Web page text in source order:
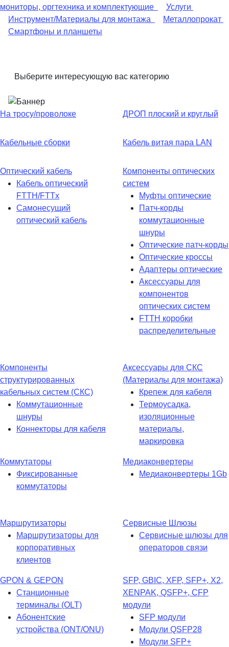
мониторы, оргтехника и комплектующие
Услуги
Инструмент/Материалы для монтажа
Металлопрокат
Смартфоны и планшеты
Выберите интересующую вас категорию
На тросу/проволоке ДРОП плоский и круглый
Кабельные сборки Кабель витая пара LAN
Оптический кабель
Кабель оптический
FTTH/FTTx
Самонесущий
оптический кабель
Компоненты оптических
систем
Муфты оптические
Патч-корды
коммутационные
шнуры
Оптические патч-корды
Оптические кроссы
Адаптеры оптические
Аксессуары для
компонентов
оптических систем
FTTH коробки
распределительные
Компоненты
структурированных
кабельных систем (СКС)
Коммутационные
шнуры
Коннекторы для кабеля
Аксессуары для СКС
(Материалы для монтажа)
Крепеж для кабеля
Термоусадка,
изоляционные
материалы,
маркировка
Коммутаторы
Фиксированные
коммутаторы
Медиаконвертеры
Медиаконвертеры 1Gb
Маршрутизаторы
Маршрутизаторы для
корпоративных
клиентов
Сервисные Шлюзы
Сервисные шлюзы для
операторов связи
GPON & GEPON
Станционные
терминалы (OLT)
Абонентские
устройства (ONT/ONU)
SFP, GBIC, XFP, SFP+, X2,
XENPAK, QSFP+, CFP
модули
SFP модули
Модули QSFP28
Модули SFP+